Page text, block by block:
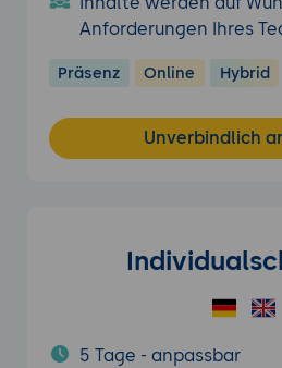
Anforderungen Ihres
Präsenz Online Hybrid
Unverbindlich
5 Tage - anpassbar